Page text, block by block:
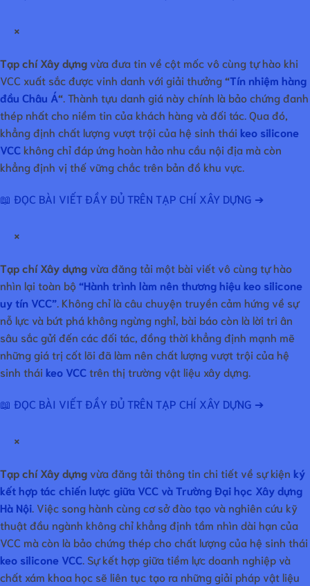
×
Tạp chí Xây dựngvừa đưa tin về cột mốc vô cùng tự hào khi
VCC xuất sắc được vinh danh với giải thưởng“Tín nhiệm hàng
đầu Châu Á“. Thành tựu danh giá này chính là bảo chứng đanh
thép nhất cho niềm tin của khách hàng và đối tác. Qua đó,
khẳng định chất lượng vượt trội của hệ sinh thái keo silicone
VCC không chỉ đáp ứng hoàn hảo nhu cầu nội địa mà còn
khẳng định vị thế vững chắc trên bản đồ khu vực.
📖 ĐỌC BÀI VIẾT ĐẦY ĐỦ TRÊN TẠP CHÍ XÂY DỰNG ➔
×
Tạp chí Xây dựngvừa đăng tải một bài viết vô cùng tự hào
nhìn lại toàn bộ“Hành trình làm nên thương hiệu keo silicone
uy tín VCC”. Không chỉ là câu chuyện truyền cảm hứng về sự
nỗ lực và bứt phá không ngừng nghỉ, bài báo còn là lời tri ân
sâu sắc gửi đến các đối tác, đồng thời khẳng định mạnh mẽ
những giá trị cốt lõi đã làm nên chất lượng vượt trội của hệ
sinh thái keo VCCtrên thị trường vật liệu xây dựng.
📖 ĐỌC BÀI VIẾT ĐẦY ĐỦ TRÊN TẠP CHÍ XÂY DỰNG ➔
×
Tạp chí Xây dựngvừa đăng tải thông tin chi tiết về sự kiện ký
kết hợp tác chiến lược giữa VCC và Trường Đại học Xây dựng
Hà Nội. Việc song hành cùng cơ sở đào tạo và nghiên cứu kỹ
thuật đầu ngành không chỉ khẳng định tầm nhìn dài hạn của
VCC mà còn là bảo chứng thép cho chất lượng của hệ sinh thái
keo silicone VCC. Sự kết hợp giữa tiềm lực doanh nghiệp và
chất xám khoa học sẽ liên tục tạo ra những giải pháp vật liệu